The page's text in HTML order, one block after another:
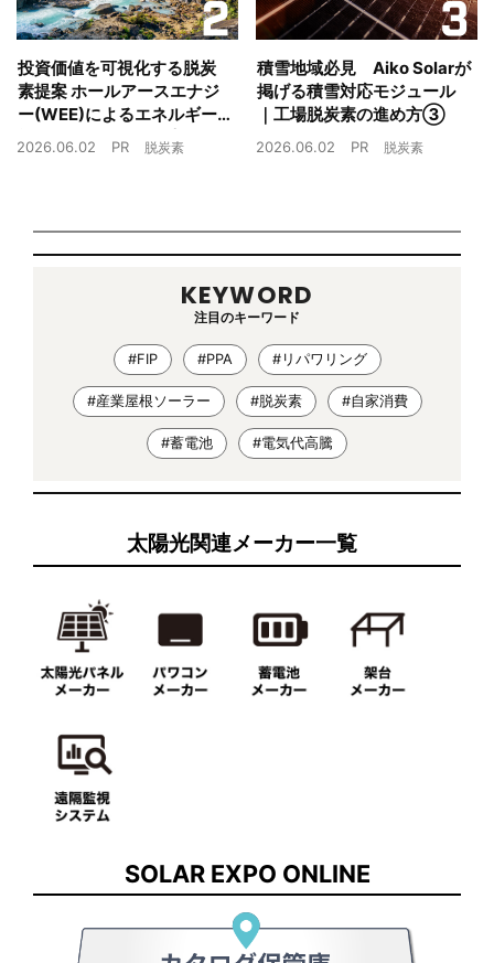
投資価値を可視化する脱炭
素提案 ホールアースエナジ
ー(WEE)によるエネルギー
戦略とは｜工場脱炭素の進
2026.06.02 PR 脱炭素
積雪地域必見 Aiko Solarが
掲げる積雪対応モジュール
｜工場脱炭素の進め方③
2026.06.02 PR 脱炭素
KEYWORD
注目のキーワード
#FIP #PPA #リパワリング
#産業屋根ソーラー #脱炭素 #自家消費
#蓄電池 #電気代高騰
太陽光関連メーカー一覧
SOLAR EXPO ONLINE